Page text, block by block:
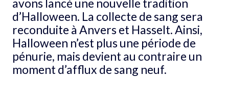
avons lancé une nouvelle tradition
d’Halloween. La collecte de sang sera
reconduite à Anvers et Hasselt. Ainsi,
Halloween n’est plus une période de
pénurie, mais devient au contraire un
moment d’afflux de sang neuf.